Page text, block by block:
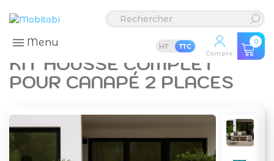
Menu HT TTC
Compte
0
KIT HOUSSE COMPLET
POUR CANAPÉ 2 PLACES